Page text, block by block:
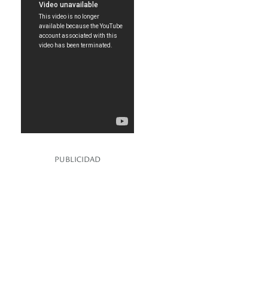
PUBLICIDAD